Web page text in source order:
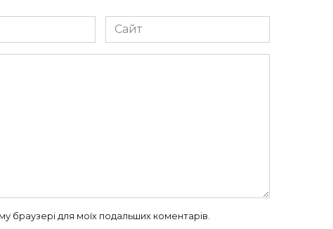
Сайт
браузері для моїх подальших коментарів.